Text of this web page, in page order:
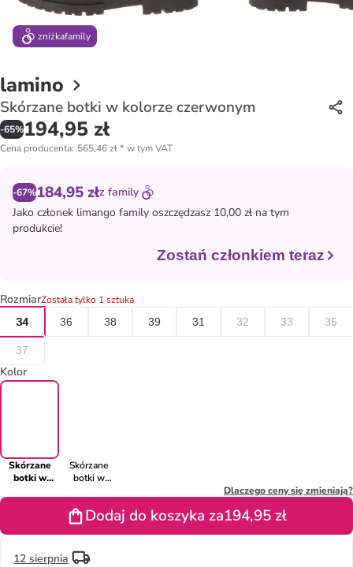
zniżkafamily
lamino
Skórzane botki w kolorze czerwonym
-65%194,95 zł
Cena producenta: 565,46 zł* w tym VAT
-67%184,95 złz family
Jako członek limango family oszczędzasz 10,00 zł na tym
produkcie!
Zostań członkiem teraz
RozmiarZostała tylko 1 sztuka
34
36 38 39 31 32 33 35
37
Kolor
Skórzane
botki w
Skórzane
botki w
Dlaczego ceny się zmieniają?
Dodaj do koszyka za194,95 zł
12 sierpnia